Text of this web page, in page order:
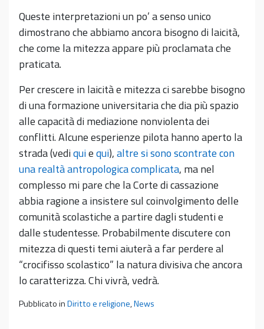
Queste interpretazioni un po’ a senso unico
dimostrano che abbiamo ancora bisogno di laicità,
che come la mitezza appare più proclamata che
praticata.
Per crescere in laicità e mitezza ci sarebbe bisogno
di una formazione universitaria che dia più spazio
alle capacità di mediazione nonviolenta dei
conflitti. Alcune esperienze pilota hanno aperto la
strada (vediquiequi),altre si sono scontrate con
una realtà antropologica complicata, ma nel
complesso mi pare che la Corte di cassazione
abbia ragione a insistere sul coinvolgimento delle
comunità scolastiche a partire dagli studenti e
dalle studentesse. Probabilmente discutere con
mitezza di questi temi aiuterà a far perdere al
“crocifisso scolastico” la natura divisiva che ancora
lo caratterizza. Chi vivrà, vedrà.
Pubblicato inDiritto e religione,News